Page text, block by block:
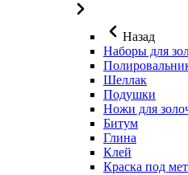
Назад
Наборы для
Шеллак
Подушки
Ножи для
Битум
Глина
Клей
Краска под